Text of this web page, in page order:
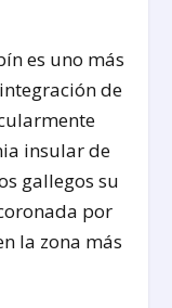
es uno más
de
insular de
gallegos su
por
la zona más